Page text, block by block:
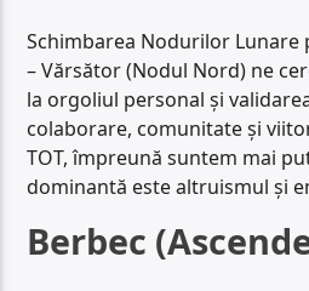
Schimbarea Nodurilor Lunare
– Vărsător (Nodul Nord) ne
la orgoliul personal și
colaborare, comunitate și
TOT, împreună suntem mai
dominantă este altruismul și
Berbec